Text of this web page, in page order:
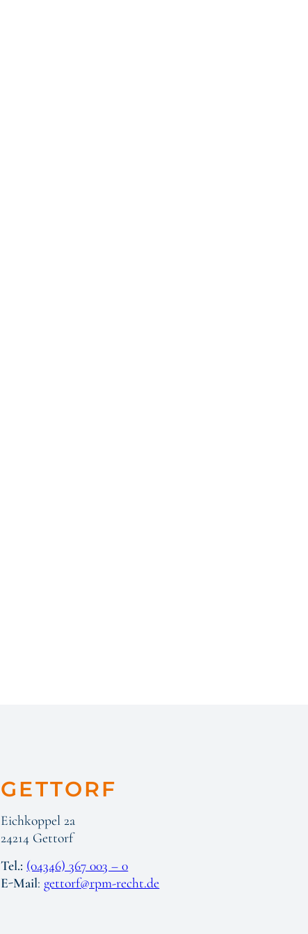
GETTORF
Eichkoppel 2a
24214 Gettorf
Tel.: (04346) 367 003 – 0
E-Mail: gettorf@rpm-recht.de